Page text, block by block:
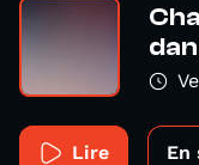
Lire En